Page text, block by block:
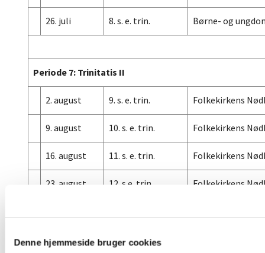
Denne hjemmeside bruger cookies
26. juli 8. s. e. trin. Børne- og
Periode 7: Trinitatis II
2. august 9. s. e. trin. Folkekirkens
9. august 10. s. e. trin. Folkekirkens
16. august 11. s. e. trin. Folkekirkens
23. august 12. s.e. trin. Folkekirkens
6. september 14. s. e. trin